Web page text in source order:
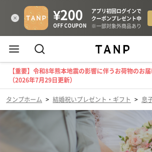
【重要】令和8年熊本地震の影響に伴うお荷物のお
（2026年7月29日更新）
タンプホーム > 結婚祝いプレゼント・ギフト > 息